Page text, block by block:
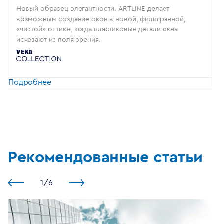
Новый образец элегантности. ARTLINE делает
возможным создание окон в новой, филигранной,
«чистой» оптике, когда пластиковые детали окна
исчезают из поля зрения.
Подробнее
Рекомендованные статьи
1 /6